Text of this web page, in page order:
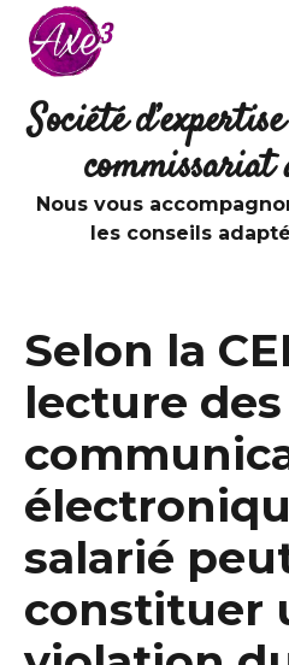
Aller au contenu
Société
commissariat
Nous vous
les conseils
Selon la
lecture des
salarié
constituer